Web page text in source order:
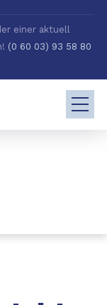
einer aktuell
(0 60 03) 93 58 80